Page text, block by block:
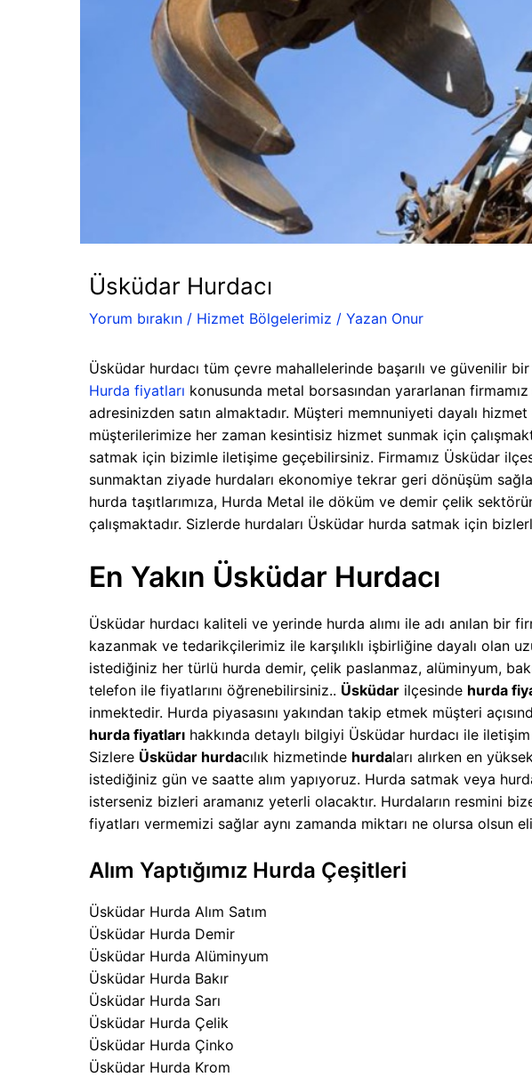
Üsküdar Hurdacı
Yorum bırakın / Hizmet Bölgelerimiz / Yazan Onur
Üsküdar hurdacı tüm çevre mahallelerinde başarılı ve güvenilir
Hurda fiyatları konusunda metal borsasından yararlanan
adresinizden satın almaktadır. Müşteri memnuniyeti dayalı
müşterilerimize her zaman kesintisiz hizmet sunmak için
satmak için bizimle iletişime geçebilirsiniz. Firmamız Üsküdar
sunmaktan ziyade hurdaları ekonomiye tekrar geri dönüşüm
hurda taşıtlarımıza, Hurda Metal ile döküm ve demir çelik
çalışmaktadır. Sizlerde hurdaları Üsküdar hurda satmak için
En Yakın Üsküdar Hurdacı
Üsküdar hurdacı kaliteli ve yerinde hurda alımı ile adı anılan bir
kazanmak ve tedarikçilerimiz ile karşılıklı işbirliğine dayalı olan
istediğiniz her türlü hurda demir, çelik paslanmaz, alüminyum,
telefon ile fiyatlarını öğrenebilirsiniz.. Üsküdarilçesinde hurda
inmektedir. Hurda piyasasını yakından takip etmek müşteri
hurda fiyatlarıhakkında detaylı bilgiyi Üsküdar hurdacı ile
Sizlere Üsküdar hurdacılık hizmetinde hurdaları alırken en
istediğiniz gün ve saatte alım yapıyoruz. Hurda satmak veya
isterseniz bizleri aramanız yeterli olacaktır. Hurdaların resmini
fiyatları vermemizi sağlar aynı zamanda miktarı ne olursa olsun
Alım Yaptığımız Hurda Çeşitleri
Üsküdar Hurda Alım Satım
Üsküdar Hurda Demir
Üsküdar Hurda Alüminyum
Üsküdar Hurda Bakır
Üsküdar Hurda Sarı
Üsküdar Hurda Çelik
Üsküdar Hurda Çinko
Üsküdar Hurda Krom